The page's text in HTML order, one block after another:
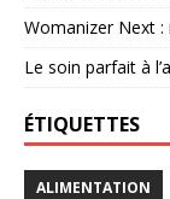
Womanizer Next
Le soin parfait à
ÉTIQUETTES
ALIMENTATION